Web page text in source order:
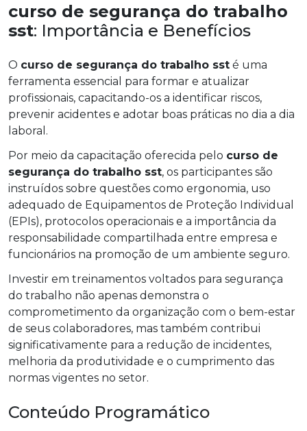
curso de segurança do trabalho
sst: Importância e Benefícios
O curso de segurança do trabalho sst é uma
ferramenta essencial para formar e atualizar
profissionais, capacitando-os a identificar riscos,
prevenir acidentes e adotar boas práticas no dia a dia
laboral.
Por meio da capacitação oferecida pelo curso de
segurança do trabalho sst, os participantes são
instruídos sobre questões como ergonomia, uso
adequado de Equipamentos de Proteção Individual
(EPIs), protocolos operacionais e a importância da
responsabilidade compartilhada entre empresa e
funcionários na promoção de um ambiente seguro.
Investir em treinamentos voltados para segurança
do trabalho não apenas demonstra o
comprometimento da organização com o bem-estar
de seus colaboradores, mas também contribui
significativamente para a redução de incidentes,
melhoria da produtividade e o cumprimento das
normas vigentes no setor.
Conteúdo Programático